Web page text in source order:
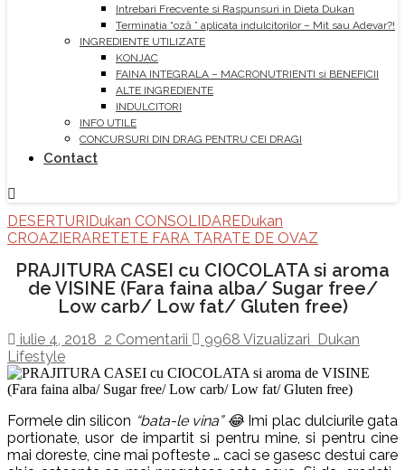
Intrebari Frecvente si Raspunsuri in Dieta Dukan
Terminatia “oză ” aplicata indulcitorilor – Mit sau Adevar?!
INGREDIENTE UTILIZATE
KONJAC
FAINA INTEGRALA – MACRONUTRIENTI si BENEFICII
ALTE INGREDIENTE
INDULCITORI
INFO UTILE
CONCURSURI DIN DRAG PENTRU CEI DRAGI
Contact
DESERTURIDukan CONSOLIDAREDukan
CROAZIERARETETE FARA TARATE DE OVAZ
PRAJITURA CASEI cu CIOCOLATA si aroma
de VISINE (Fara faina alba/ Sugar free/
Low carb/ Low fat/ Gluten free)
iulie 4, 2018 2 Comentarii 9968 Vizualizari Dukan
Lifestyle
Formele din silicon “bata-le vina” 😂 Imi plac dulciurile gata
portionate, usor de impartit si pentru mine, si pentru cine
mai doreste, cine mai pofteste … caci se gasesc destui care